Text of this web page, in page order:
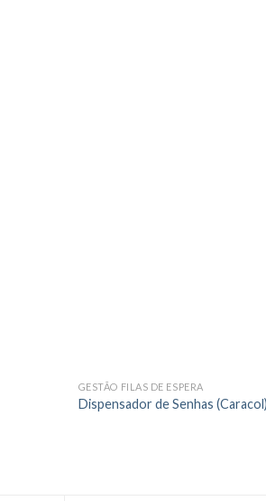
GESTÃO FILAS DE ESPERA
Dispensador de Senhas (Caracol)